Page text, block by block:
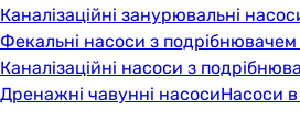
Каналізаційні занурювальні
Фекальні насоси з подрібнювачем
Каналізаційні насоси з
Дренажні чавунні насосиНасоси в